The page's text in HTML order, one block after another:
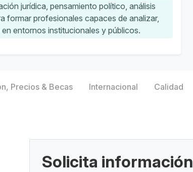
jurídica, pensamiento político, análisis
formar profesionales capaces de analizar,
entornos institucionales y públicos.
Precios & Becas Internacional Calidad
Solicita información